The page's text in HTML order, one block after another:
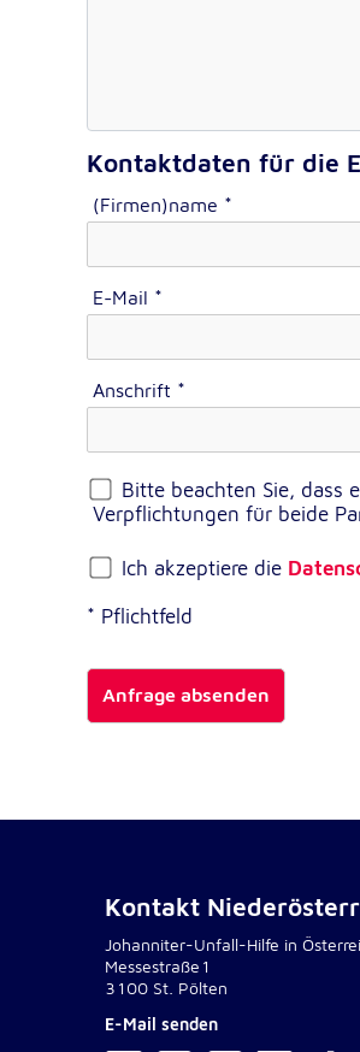
Kontaktdaten für die
(Firmen)name *
E-Mail *
Anschrift *
Bitte beachten Sie, dass
Verpflichtungen für beide
Ich akzeptiere die
* Pflichtfeld
Anfrage absenden
Kontakt
Johanniter-Unfall-Hilfe in
Messestraße1
3100 St. Pölten
E-Mail senden
Um Inhalte von Videoplattformen
Cookies gesetzt.
Google Maps
6 Monate